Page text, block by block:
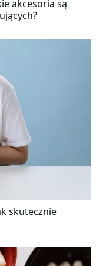
celebrować naturę i
w ogrodzie z własną
myślenia.
akcesoria są
skutecznie